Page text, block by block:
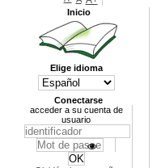
Inicio
Elige idioma
Conectarse
acceder a su cuenta de
usuario